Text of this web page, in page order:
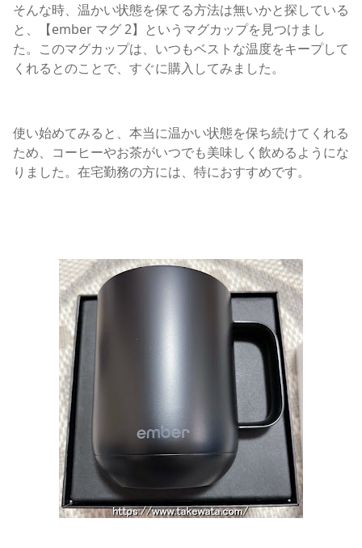
そんな時、温かい状態を保てる方法は無いかと探している
と、【ember マグ 2】というマグカップを見つけまし
た。このマグカップは、いつもベストな温度をキープして
くれるとのことで、すぐに購入してみました。
使い始めてみると、本当に温かい状態を保ち続けてくれる
ため、コーヒーやお茶がいつでも美味しく飲めるようにな
りました。在宅勤務の方には、特におすすめです。